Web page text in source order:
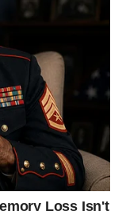
će im pomoći da